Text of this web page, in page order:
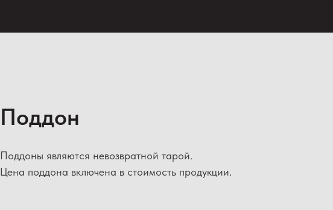
Поддон
Поддоны являются невозвратной тарой.
Цена поддона включена в стоимость продукции.